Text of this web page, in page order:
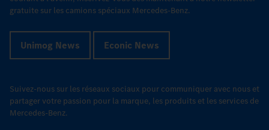
gratuite sur les camions spéciaux Mercedes-Benz.
Unimog News Econic News
Suivez-nous sur les réseaux sociaux pour communiquer avec nous et
partager votre passion pour la marque, les produits et les services de
Mercedes-Benz.